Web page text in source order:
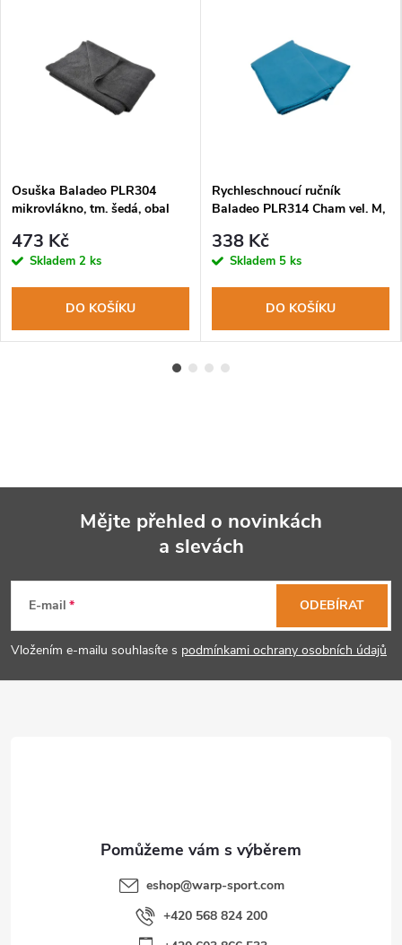
Osuška Baladeo PLR304
mikrovlákno, tm. šedá, obal
473 Kč
Skladem 2 ks
DO KOŠÍKU
Rychleschnoucí ručník
Baladeo PLR314 Cham vel. M,
338 Kč
Skladem 5 ks
DO KOŠÍKU
p
Mějte přehled o novinkách
a slevách
E-mail
Vložením e-mailu souhlasíte s podmínkami ochrany osobních údajů
ODEBÍRAT
eshop@warp-sport.com
+420 568 824 200